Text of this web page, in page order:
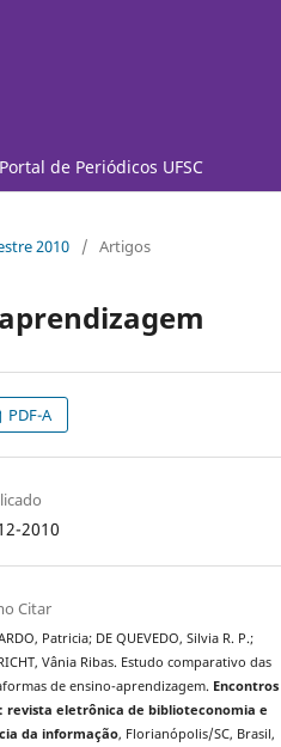
Portal de Periódicos UFSC
2010 / Artigos
PDF-A
2010
Citar
Patricia; DE QUEVEDO, Silvia R. P.;
Vânia Ribas. Estudo comparativo das
de ensino-aprendizagem. Encontros
revista eletrônica de biblioteconomia e
da informação, Florianópolis/SC, Brasil,